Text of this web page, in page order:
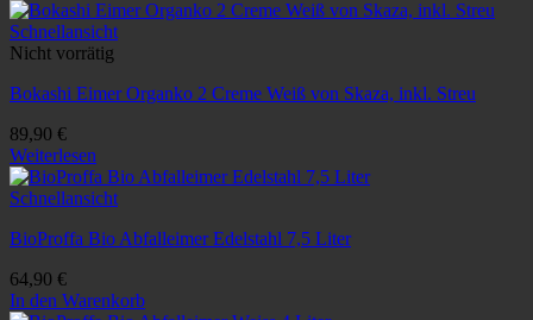
Schnellansicht
Nicht vorrätig
Bokashi Eimer Organko 2 Creme Weiß von Skaza, inkl. Streu
89,90 €
Weiterlesen
Schnellansicht
BioProffa Bio Abfalleimer Edelstahl 7,5 Liter
64,90 €
In den Warenkorb